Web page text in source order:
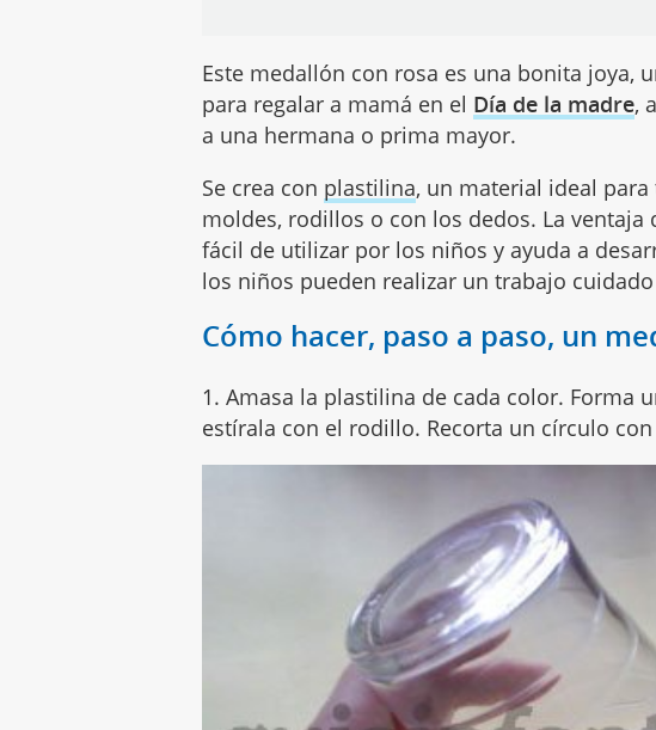
Este medallón con rosa es una bonita joya,
para regalar a mamá en el Día de la madre,
a una hermana o prima mayor.
Se crea con plastilina, un material ideal
moldes, rodillos o con los dedos. La
fácil de utilizar por los niños y ayuda a
los niños pueden realizar un trabajo
Cómo hacer, paso a paso, un
1. Amasa la plastilina de cada color. Forma
estírala con el rodillo. Recorta un círculo